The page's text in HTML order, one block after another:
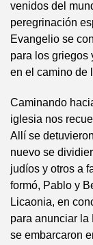
venidos del
peregrinación
Evangelio se
para los griegos
en el camino de
Caminando
iglesia nos
Allí se
nuevo se
judíos y otros a
formó, Pablo y
Licaonia, en
para anunciar
se embarcaron